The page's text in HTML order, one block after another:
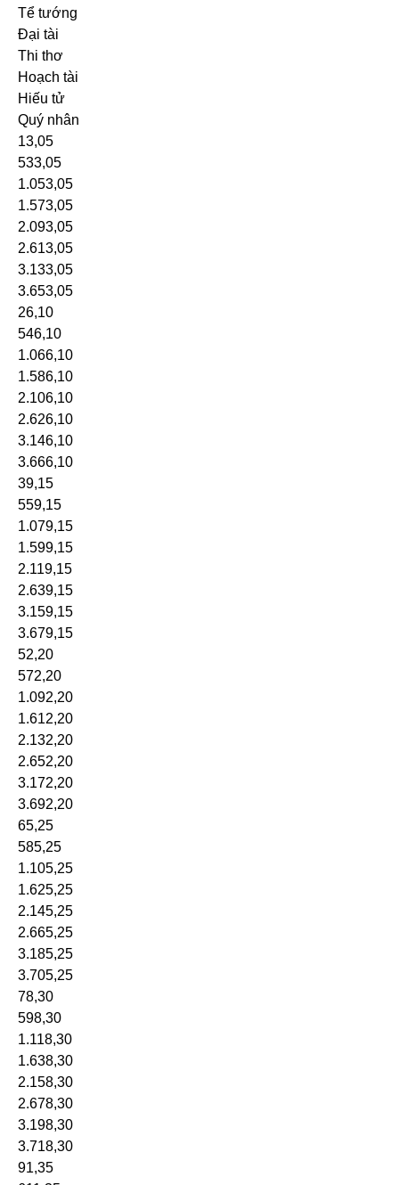
Tể tướng
Đại tài
Thi thơ
Hoạch tài
Hiếu tử
Quý nhân
13,05
533,05
1.053,05
1.573,05
2.093,05
2.613,05
3.133,05
3.653,05
26,10
546,10
1.066,10
1.586,10
2.106,10
2.626,10
3.146,10
3.666,10
39,15
559,15
1.079,15
1.599,15
2.119,15
2.639,15
3.159,15
3.679,15
52,20
572,20
1.092,20
1.612,20
2.132,20
2.652,20
3.172,20
3.692,20
65,25
585,25
1.105,25
1.625,25
2.145,25
2.665,25
3.185,25
3.705,25
78,30
598,30
1.118,30
1.638,30
2.158,30
2.678,30
3.198,30
3.718,30
91,35